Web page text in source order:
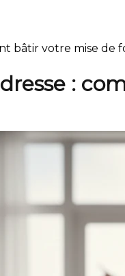
bâtir votre mise de
: